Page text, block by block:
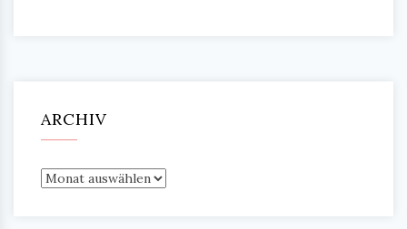
ARCHIV
Archiv